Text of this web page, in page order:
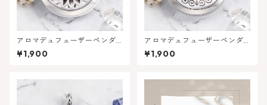
アロマデュフューザーペンダ
ントヘッド - フラワー風デザ
イン | メモリーオイルの香りを
¥1,900
アロマデュフューザーペンダ
ント ヘッド - アラベスク風デ
ザイン | メモリーオイルの香り
¥1,900